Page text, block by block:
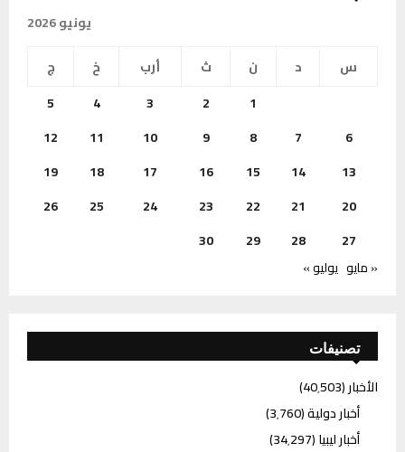
يونيو 2026
س
د ن ث أرب خ
ج
1
2
3
4
5
6
7
8
9
10
11
12
13
14
15
16
17
18
19
20
21
22
23
24
25
26
27
28
29
30
« مايو يوليو »
تصنيفات
الأخبار(40٬503)
أخبار دولية(3٬760)
أخبار ليبيا(34٬297)